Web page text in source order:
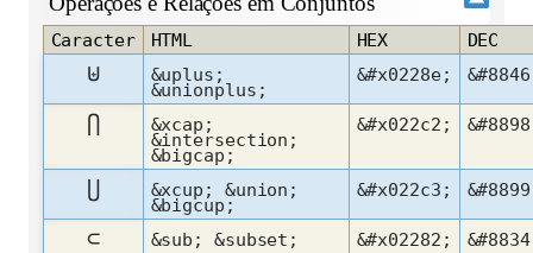
Caracter HTML HEX DEC
⊎ &uplus;
&unionplus;
&#x0228e;
⋂ &xcap;
&intersection;
&bigcap;
&#x022c2;
⋃ &xcup; &union;
&bigcup;
&#x022c3;
⊂ &sub; &subset; &#x02282;